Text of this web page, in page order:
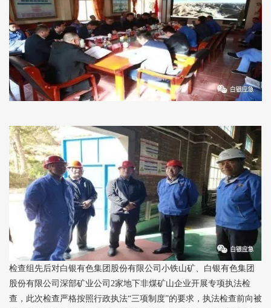
检查组先后对白银有色集团股份有限公司小铁山矿、白银有色集团
股份有限公司深部矿业公司2家地下非煤矿山企业开展专项执法检
查，此次检查严格按照行政执法“三项制度”的要求，执法检查前向被